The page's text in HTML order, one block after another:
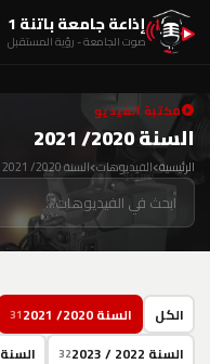
إذاعة جامعة باتنة 1
صوت الجامعة - رؤية المستقبل
مكتبة الفيديو
السنة 2020/ 2021
الرئيسية الفيديوهات السنة 2020/ 2021
الكل السنة 2020/ 2021 31
السنة 2022 / 2023 32 السنة 2023 / 2024